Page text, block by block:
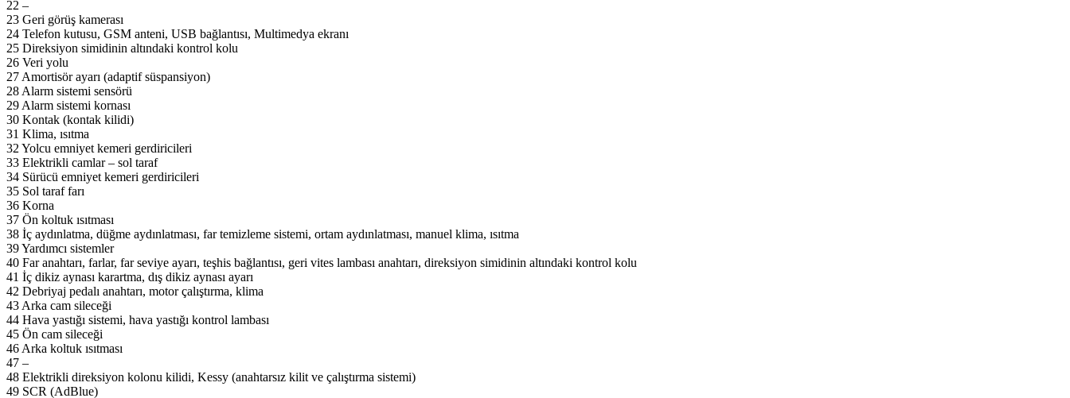
22 –
23 Geri görüş kamerası
24 Telefon kutusu, GSM anteni, USB bağlantısı, Multimedya ekranı
25 Direksiyon simidinin altındaki kontrol kolu
26 Veri yolu
27 Amortisör ayarı (adaptif süspansiyon)
28 Alarm sistemi sensörü
29 Alarm sistemi kornası
30 Kontak (kontak kilidi)
31 Klima, ısıtma
32 Yolcu emniyet kemeri gerdiricileri
33 Elektrikli camlar – sol taraf
34 Sürücü emniyet kemeri gerdiricileri
35 Sol taraf farı
36 Korna
37 Ön koltuk ısıtması
38 İç aydınlatma, düğme aydınlatması, far temizleme sistemi, ortam aydınlatması, manuel klima, ısıtma
39 Yardımcı sistemler
40 Far anahtarı, farlar, far seviye ayarı, teşhis bağlantısı, geri vites lambası anahtarı, direksiyon simidinin altındaki kontrol kolu
41 İç dikiz aynası karartma, dış dikiz aynası ayarı
42 Debriyaj pedalı anahtarı, motor çalıştırma, klima
43 Arka cam sileceği
44 Hava yastığı sistemi, hava yastığı kontrol lambası
45 Ön cam sileceği
46 Arka koltuk ısıtması
47 –
48 Elektrikli direksiyon kolonu kilidi, Kessy (anahtarsız kilit ve çalıştırma sistemi)
49 SCR (AdBlue)